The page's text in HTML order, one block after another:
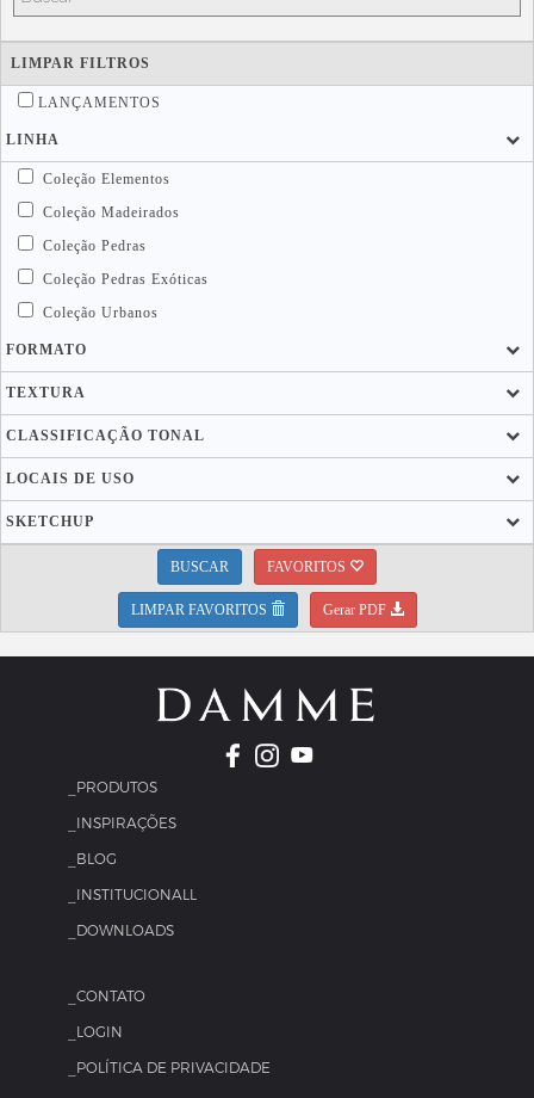
LIMPAR FILTROS
LANÇAMENTOS
LINHA
Coleção Elementos
Coleção Madeirados
Coleção Pedras
Coleção Pedras Exóticas
Coleção Urbanos
FORMATO
TEXTURA
CLASSIFICAÇÃO TONAL
LOCAIS DE USO
SKETCHUP
BUSCAR FAVORITOS
LIMPAR FAVORITOS Gerar PDF
_PRODUTOS
_INSPIRAÇÕES
_BLOG
_INSTITUCIONALL
_DOWNLOADS
_CONTATO
_LOGIN
_POLÍTICA DE PRIVACIDADE